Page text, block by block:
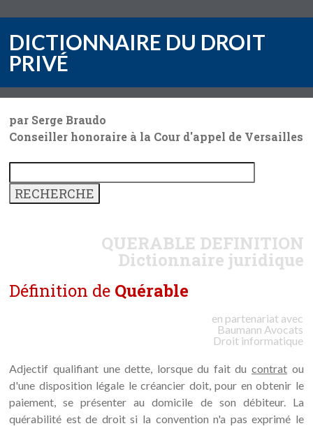
DICTIONNAIRE DU DROIT
PRIVÉ
par Serge Braudo
Conseiller honoraire à la Cour d'appel de Versailles
QUERABLE DEFINITION
Dictionnaire juridique
Définition de Quérable
en partenariat avec
Baumann Avocats
Droit informatique
Adjectif qualifiant une dette, lorsque du fait du contratou
d'une disposition légale le créancier doit, pour en obtenir le
paiement, se présenter au domicile de son débiteur. La
quérabilité est de droit si la convention n'a pas exprimé le